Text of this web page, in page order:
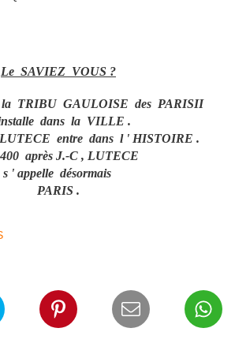
Le SAVIEZ VOUS ?
la TRIBU GAULOISE des PARISII
dans la VILLE .
entre dans l ' HISTOIRE .
après J.-C , LUTECE
s ' appelle désormais
PARIS .